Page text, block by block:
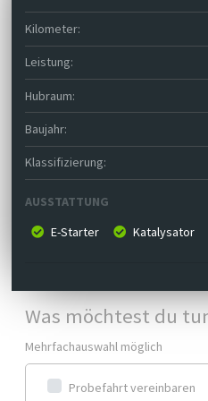
Kilometer:
Leistung:
Hubraum:
Baujahr:
Klassifizierung:
AUSSTATTUNG
E-Starter
Katalysator
Was möchtest du
Mehrfachauswahl möglich
Probefahrt vereinbaren